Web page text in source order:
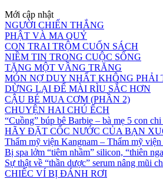
Mới cập nhật
NGƯỜI CHIẾN THẮNG
PHẬT VÀ MA QUỶ
CON TRAI TRỘM CUỐN SÁCH
NIỀM TIN TRONG CUỘC SỐNG
TẶNG MỘT VẦNG TRĂNG
MÓN NỢ DUY NHẤT KHÔNG PHẢI
DỪNG LẠI ĐỂ MÀI RÌU SẮC HƠN
CẬU BÉ MUA CƠM (PHẦN 2)
CHUYỆN HAI CHÚ ẾCH
“Cuồng” búp bê Barbie – bà mẹ 5 con
HÃY ĐẶT CỐC NƯỚC CỦA BẠN
Thẩm mỹ viện Kangnam – Thẩm mỹ
Bị spa lởm “tiêm nhầm” silicon, “thiên
Sự thật về “thần dược” serum nâng mũi
CHIẾC VÍ BỊ ĐÁNH RƠI